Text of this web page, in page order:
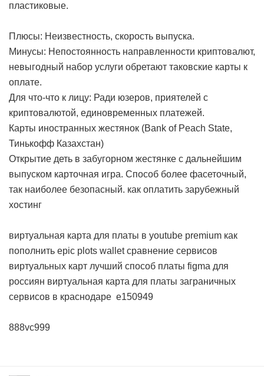
пластиковые.
Плюсы: Неизвестность, скорость выпуска.
Минусы: Непостоянность направленности криптовалют,
невыгодный набор услуги обретают таковские карты к
оплате.
Для что-что к лицу: Ради юзеров, приятелей с
криптовалютой, единовременных платежей.
Карты иностранных жестянок (Bank of Peach State,
Тинькофф Казахстан)
Открытие деть в забугорном жестянке с дальнейшим
выпуском карточная игра. Способ более фасеточный,
так наиболее безопасный. как оплатить зарубежный
хостинг
виртуальная карта для платы в youtube premium как
пополнить epic plots wallet сравнение сервисов
виртуальных карт лучший способ платы figma для
россиян виртуальная карта для платы заграничных
сервисов в краснодаре e150949
888vc999